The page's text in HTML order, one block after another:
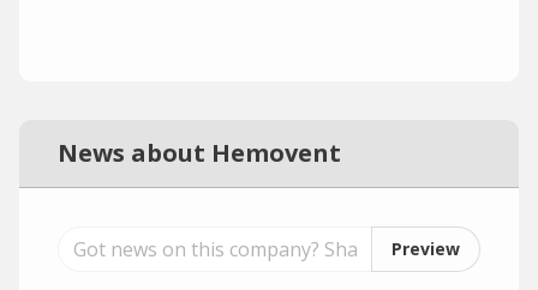
News about Hemovent
Preview